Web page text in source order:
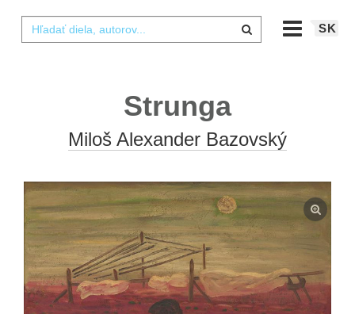
SK
Strunga
Miloš Alexander Bazovský